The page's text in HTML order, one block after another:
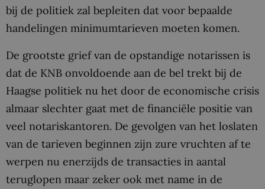
bij de politiek zal bepleiten dat voor bepaalde
handelingen minimumtarieven moeten komen.
De grootste grief van de opstandige notarissen is
dat de KNB onvoldoende aan de bel trekt bij de
Haagse politiek nu het door de economische crisis
almaar slechter gaat met de financiële positie van
veel notariskantoren. De gevolgen van het loslaten
van de tarieven beginnen zijn zure vruchten af te
werpen nu enerzijds de transacties in aantal
teruglopen maar zeker ook met name in de